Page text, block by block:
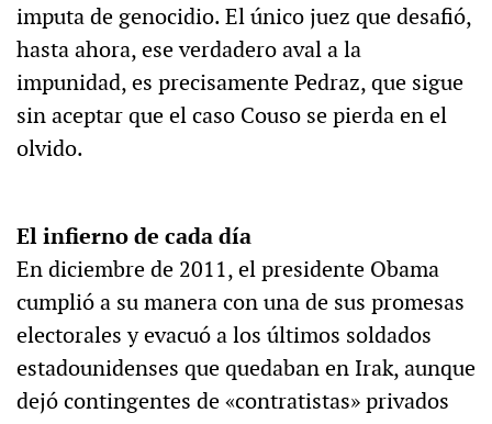
imputa de genocidio. El único juez que desafió,
hasta ahora, ese verdadero aval a la
impunidad, es precisamente Pedraz, que sigue
sin aceptar que el caso Couso se pierda en el
olvido.
El infierno de cada día
En diciembre de 2011, el presidente Obama
cumplió a su manera con una de sus promesas
electorales y evacuó a los últimos soldados
estadounidenses que quedaban en Irak, aunque
dejó contingentes de «contratistas» privados